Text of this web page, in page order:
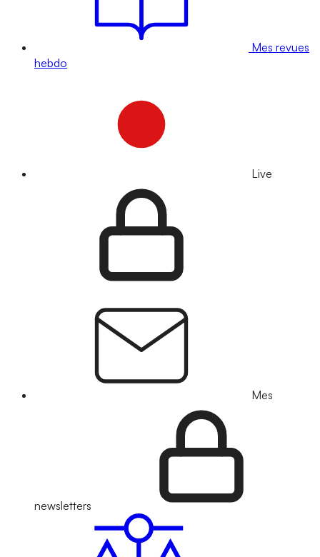
Mes revues
hebdo
Live
Mes
newsletters